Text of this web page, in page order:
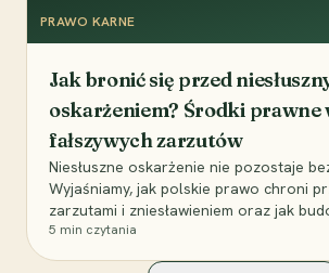
PRAWO KARNE
Jak bronić się przed
oskarżeniem? Środki prawne
fałszywych zarzutów
Niesłuszne oskarżenie nie pozostaje
Wyjaśniamy, jak polskie prawo chroni
zarzutami i zniesławieniem oraz jak
5 min czytania